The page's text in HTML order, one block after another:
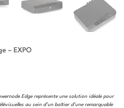
– EXPO
€.
Edge représente une solution idéale pour
au sein d’un boîtier d’une remarquable